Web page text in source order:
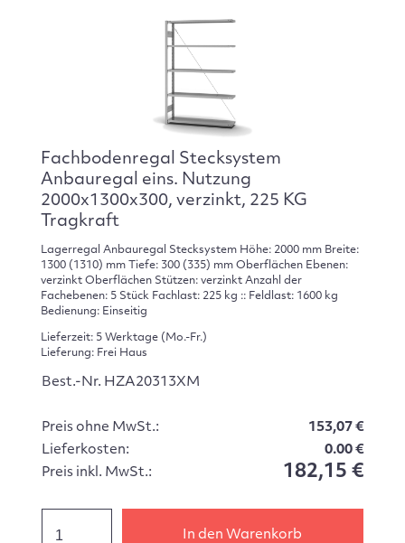
Fachbodenregal Stecksystem
Anbauregal eins. Nutzung
2000x1300x300, verzinkt, 225 KG
Tragkraft
Lagerregal Anbauregal Stecksystem Höhe: 2000 mm Breite:
1300 (1310) mm Tiefe: 300 (335) mm Oberflächen Ebenen:
verzinkt Oberflächen Stützen: verzinkt Anzahl der
Fachebenen: 5 Stück Fachlast: 225 kg :: Feldlast: 1600 kg
Bedienung: Einseitig
Lieferzeit: 5 Werktage (Mo.-Fr.)
Lieferung: Frei Haus
Best.-Nr. HZA20313XM
Preis ohne MwSt.:
153,07 €
Lieferkosten:
0.00 €
Preis inkl. MwSt.:
182,15 €
In den Warenkorb